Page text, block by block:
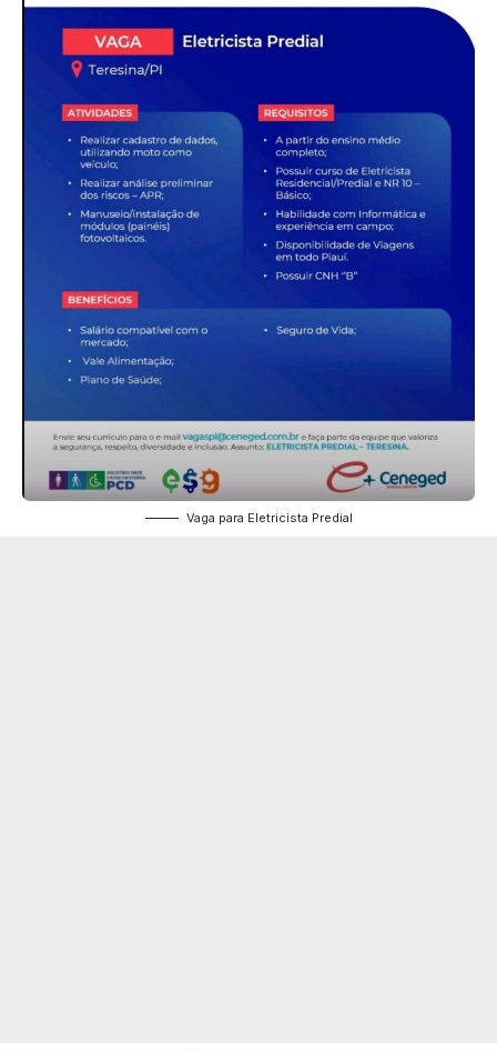
Vaga para Eletricista Predial